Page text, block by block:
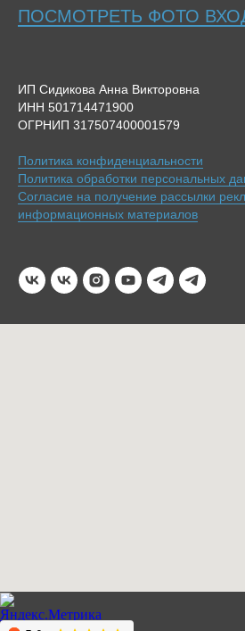
ПОСМОТРЕТЬ ФОТО
ИП Сидикова Анна Викторовна
ИНН 501714471900
ОГРНИП 317507400001579
Политика конфиденциальности
Политика обработки персональных
Согласие на получение рассылки
информационных материалов